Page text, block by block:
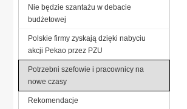
Nie będzie szantażu w debacie
budżetowej
Polskie firmy zyskają dzięki nabyciu
akcji Pekao przez PZU
Potrzebni szefowie i pracownicy na
nowe czasy
Rekomendacje